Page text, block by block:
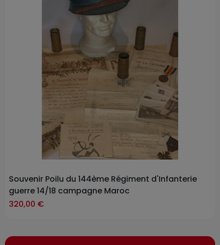
Souvenir Poilu du 144ème Régiment d'Infanterie
guerre 14/18 campagne Maroc
320,00 €